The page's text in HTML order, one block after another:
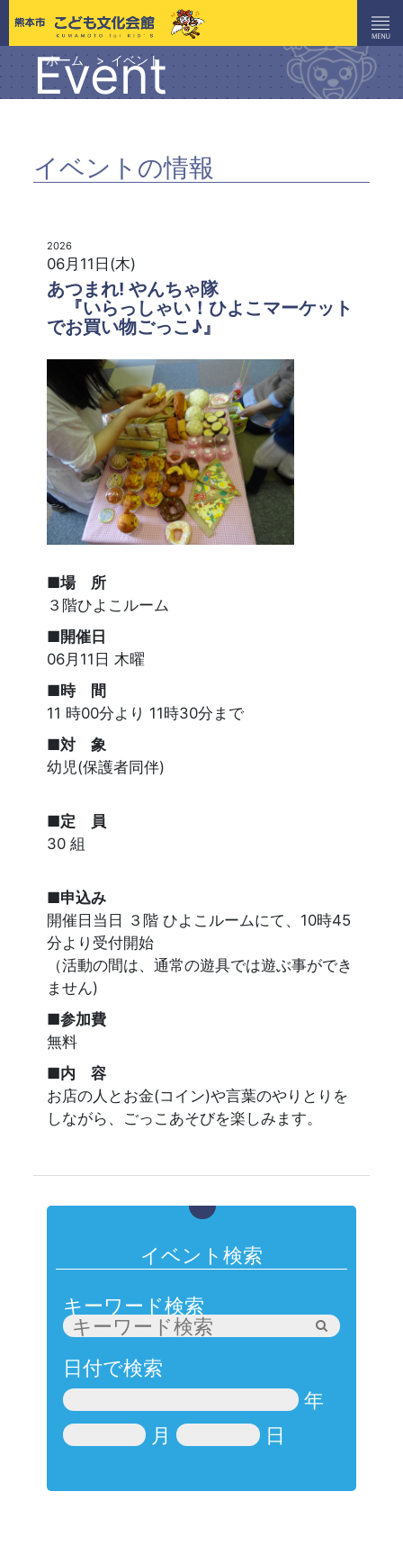
ホーム イベント
Event
イベントの情報
2026
06月11日(木)
あつまれ! やんちゃ隊
『いらっしゃい！ひよこマーケット
でお買い物ごっこ♪』
■場 所
３階ひよこルーム
■開催日
06月11日 木曜
■時 間
11 時00分より 11時30分まで
■対 象
幼児(保護者同伴)
■定 員
30 組
■申込み
開催日当日 ３階 ひよこルームにて、10時45
分より受付開始
（活動の間は、通常の遊具では遊ぶ事ができ
ません)
■参加費
無料
■内 容
お店の人とお金(コイン)や言葉のやりとりを
しながら、ごっこあそびを楽しみます。
イベント検索
キーワード検索
日付で検索
年
月
日